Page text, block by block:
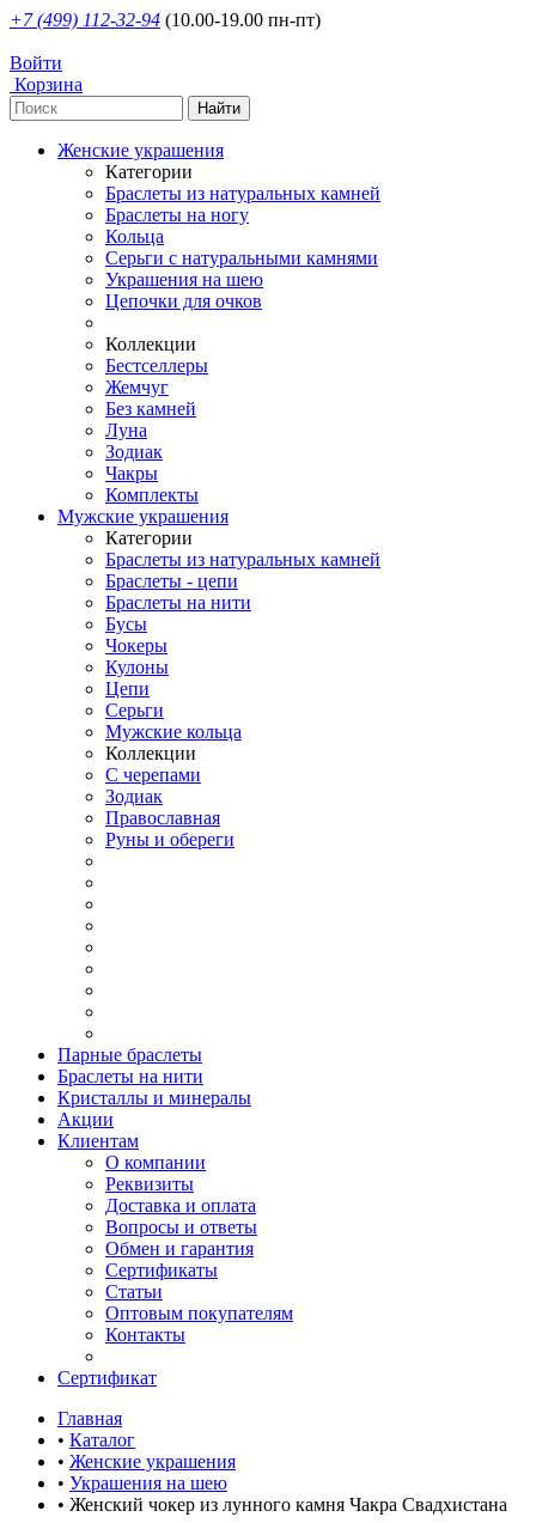
+7 (499) 112-32-94 (10.00-19.00 пн-пт)
Войти
Корзина
Женские украшения
Категории
Браслеты из натуральных камней
Браслеты на ногу
Кольца
Серьги с натуральными камнями
Украшения на шею
Цепочки для очков
Коллекции
Бестселлеры
Жемчуг
Без камней
Луна
Зодиак
Чакры
Комплекты
Мужские украшения
Категории
Браслеты из натуральных камней
Браслеты - цепи
Браслеты на нити
Бусы
Чокеры
Кулоны
Цепи
Серьги
Мужские кольца
Коллекции
С черепами
Зодиак
Православная
Руны и обереги
Парные браслеты
Браслеты на нити
Кристаллы и минералы
Акции
Клиентам
О компании
Реквизиты
Доставка и оплата
Вопросы и ответы
Обмен и гарантия
Сертификаты
Статьи
Оптовым покупателям
Контакты
Сертификат
Главная
• Каталог
• Женские украшения
• Украшения на шею
• Женский чокер из лунного камня Чакра Свадхистана